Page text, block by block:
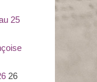
25
26